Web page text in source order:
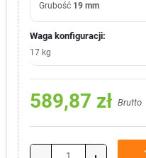
Grubość 19 mm
Waga konfiguracji:
17 kg
589,87 zł Brutto